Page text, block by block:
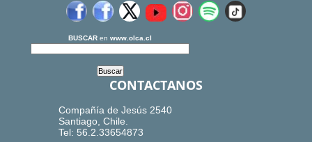
BUSCAR en www.olca.cl
CONTACTANOS
Compañía de Jesús 2540
Santiago, Chile.
Tel: 56.2.33654873